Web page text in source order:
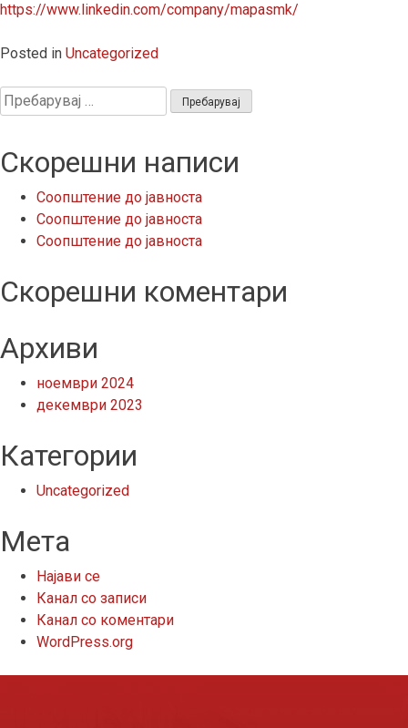
https://www.linkedin.com/company/mapasmk/
Posted in Uncategorized
Пребарувај
за:
Скорешни написи
Соопштение до јавноста
Соопштение до јавноста
Соопштение до јавноста
Скорешни коментари
Архиви
ноември 2024
декември 2023
Категории
Uncategorized
Мета
Најави се
Канал со записи
Канал со коментари
WordPress.org